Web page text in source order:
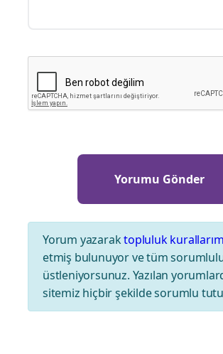
Yorum yazaraktopluluk
etmiş bulunuyor ve tüm
üstleniyorsunuz. Yazılan
sitemiz hiçbir şekilde sorumlu